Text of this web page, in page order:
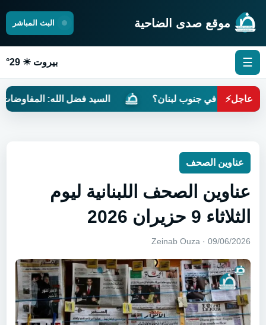
موقع صدى الضاحية البث المباشر
☰ بيروت ☀ 29°
عاجل⚡
في جنوب لبنان؟ السيد فضل الله: المفاوضات مرهونة
عناوين الصحف
عناوين الصحف اللبنانية ليوم
الثلاثاء 9 حزيران 2026
09/06/2026 · Zeinab Ouza